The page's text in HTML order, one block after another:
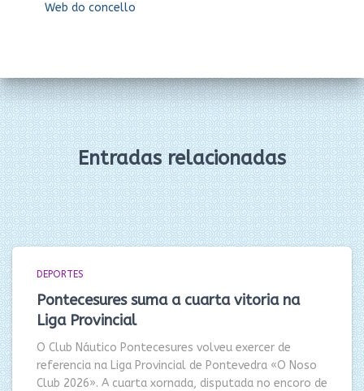
Web do concello
Entradas relacionadas
DEPORTES
Pontecesures suma a cuarta vitoria na
Liga Provincial
O Club Náutico Pontecesures volveu exercer de
referencia na Liga Provincial de Pontevedra «O Noso
Club 2026». A cuarta xornada, disputada no encoro de